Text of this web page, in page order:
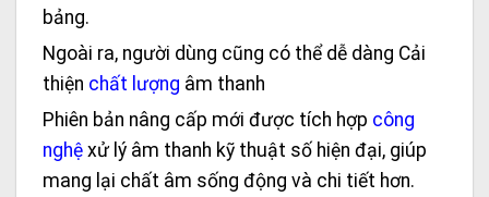
bảng.
Ngoài ra, người dùng cũng có thể dễ dàng Cải
thiện chất lượng âm thanh
Phiên bản nâng cấp mới được tích hợp công
nghệ xử lý âm thanh kỹ thuật số hiện đại, giúp
mang lại chất âm sống động và chi tiết hơn.